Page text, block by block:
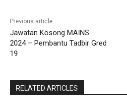
Previous article
Jawatan Kosong MAINS
2024 – Pembantu Tadbir Gred
19
RELATED ARTICLES